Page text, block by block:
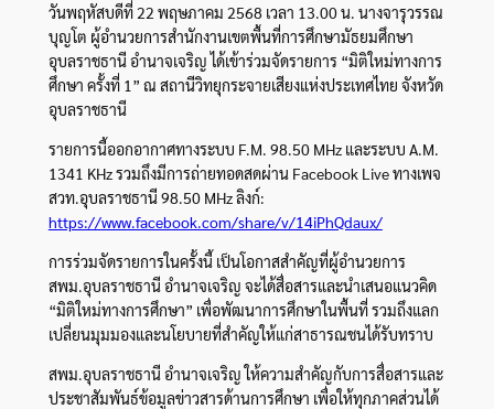
วันพฤหัสบดีที่ 22 พฤษภาคม 2568 เวลา 13.00 น. นางจารุวรรณ
บุญโต ผู้อำนวยการสำนักงานเขตพื้นที่การศึกษามัธยมศึกษา
อุบลราชธานี อำนาจเจริญ ได้เข้าร่วมจัดรายการ “มิติใหม่ทางการ
ศึกษา ครั้งที่ 1” ณ สถานีวิทยุกระจายเสียงแห่งประเทศไทย จังหวัด
อุบลราชธานี
รายการนี้ออกอากาศทางระบบ F.M. 98.50 MHz และระบบ A.M.
1341 KHz รวมถึงมีการถ่ายทอดสดผ่าน Facebook Live ทางเพจ
สวท.อุบลราชธานี 98.50 MHz ลิงก์:
https://www.facebook.com/share/v/14iPhQdaux/
การร่วมจัดรายการในครั้งนี้ เป็นโอกาสสำคัญที่ผู้อำนวยการ
สพม.อุบลราชธานี อำนาจเจริญ จะได้สื่อสารและนำเสนอแนวคิด
“มิติใหม่ทางการศึกษา” เพื่อพัฒนาการศึกษาในพื้นที่ รวมถึงแลก
เปลี่ยนมุมมองและนโยบายที่สำคัญให้แก่สาธารณชนได้รับทราบ
สพม.อุบลราชธานี อำนาจเจริญ ให้ความสำคัญกับการสื่อสารและ
ประชาสัมพันธ์ข้อมูลข่าวสารด้านการศึกษา เพื่อให้ทุกภาคส่วนได้